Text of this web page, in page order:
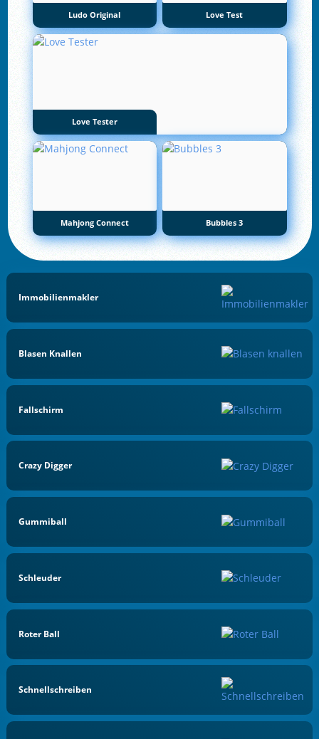
Ludo Original Love Test
Love Tester
Mahjong Connect Bubbles 3
Immobilienmakler
Blasen Knallen
Fallschirm
Crazy Digger
Gummiball
Schleuder
Roter Ball
Schnellschreiben